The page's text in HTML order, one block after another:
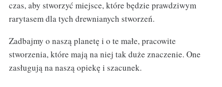
czas, aby stworzyć miejsce, które będzie prawdziwym
rarytasem dla tych drewnianych stworzeń.
Zadbajmy o naszą planetę i o te małe, pracowite
stworzenia, które mają na niej tak duże znaczenie. One
zasługują na naszą opiekę i szacunek.